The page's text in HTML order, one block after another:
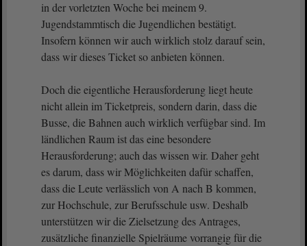
in der vorletzten Woche bei meinem 9.
Jugendstammtisch die Jugendlichen bestätigt.
Insofern können wir auch wirklich stolz darauf sein,
dass wir dieses Ticket so anbieten können.
Doch die eigentliche Herausforderung liegt heute
nicht allein im Ticketpreis, sondern darin, dass die
Busse, die Bahnen auch wirklich verfügbar sind. Im
ländlichen Raum ist das eine besondere
Herausforderung; auch das wissen wir. Daher geht
es darum, dass wir Möglichkeiten dafür schaffen,
dass die Leute verlässlich von A nach B kommen,
zur Hochschule, zur Berufsschule usw. Deshalb
unterstützen wir die Zielsetzung des Antrages,
zusätzliche finanzielle Spielräume vorrangig für die